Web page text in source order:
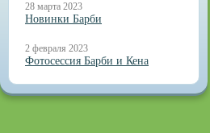
28 марта 2023
Новинки Барби
2 февраля 2023
Фотосессия Барби и Кена